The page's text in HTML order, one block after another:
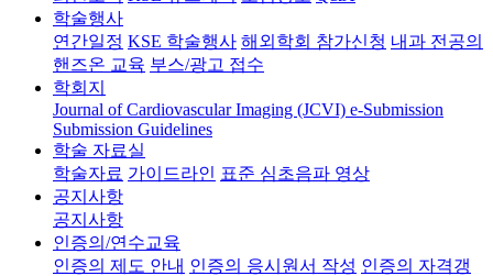
학술행사
연간일정 KSE 학술행사 해외학회 참가신청 내과 전공의
핸즈온 교육 부스/광고 접수
학회지
Journal of Cardiovascular Imaging (JCVI) e-Submission
Submission Guidelines
학술 자료실
학술자료 가이드라인 표준 심초음파 영상
공지사항
공지사항
인증의/연수교육
인증의 제도 안내 인증의 응시원서 작성 인증의 자격갱